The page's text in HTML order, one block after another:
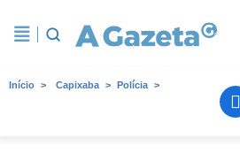
Início Capixaba Polícia